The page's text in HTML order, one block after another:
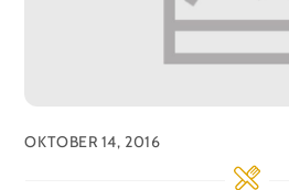
OKTOBER 14, 2016